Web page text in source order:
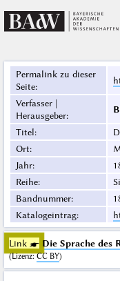
Permalink zu dieser
Seite:
Verfasser |
Herausgeber:
Titel:
Ort:
Jahr:
Reihe:
Bandnummer:
Katalogeintrag:
Link ☛ Die Sprache des
(Lizenz:CC BY)